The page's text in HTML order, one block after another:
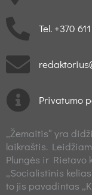
Tel. +370
Privatumo
„Žemaitis“ yra
laikraštis.
Plungės ir Rietavo
„Socialistinis
to jis pavadintas